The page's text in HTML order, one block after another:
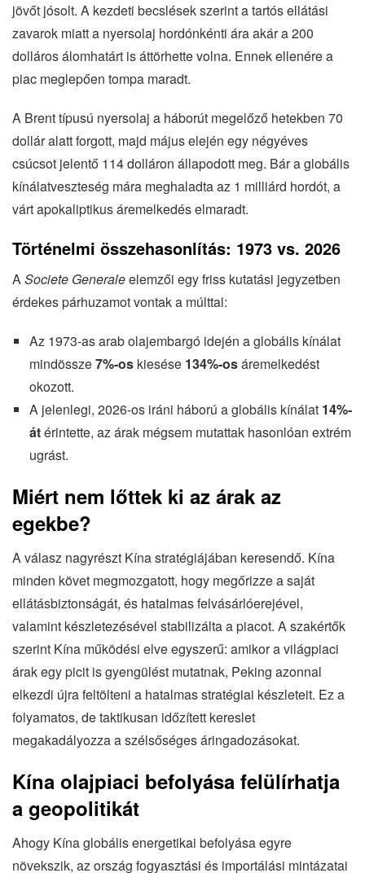
jövőt jósolt. A kezdeti becslések szerint a tartós ellátási
zavarok miatt a nyersolaj hordónkénti ára akár a 200
dolláros álomhatárt is áttörhette volna. Ennek ellenére a
piac meglepően tompa maradt.
A Brent típusú nyersolaj a háborút megelőző hetekben 70
dollár alatt forgott, majd május elején egy négyéves
csúcsot jelentő 114 dolláron állapodott meg. Bár a globális
kínálatveszteség mára meghaladta az 1 milliárd hordót, a
várt apokaliptikus áremelkedés elmaradt.
Történelmi összehasonlítás: 1973 vs. 2026
ASociete Generaleelemzői egy friss kutatási jegyzetben
érdekes párhuzamot vontak a múlttal:
Az 1973-as arab olajembargó idején a globális kínálat
mindössze7%-oskiesése 134%-osáremelkedést
okozott.
A jelenlegi, 2026-os iráni háború a globális kínálat 14%-
átérintette, az árak mégsem mutattak hasonlóan extrém
ugrást.
Miért nem lőttek ki az árak az
egekbe?
A válasz nagyrészt Kína stratégiájában keresendő. Kína
minden követ megmozgatott, hogy megőrizze a saját
ellátásbiztonságát, és hatalmas felvásárlóerejével,
valamint készletezésével stabilizálta a piacot. A szakértők
szerint Kína működési elve egyszerű: amikor a világpiaci
árak egy picit is gyengülést mutatnak, Peking azonnal
elkezdi újra feltölteni a hatalmas stratégiai készleteit. Ez a
folyamatos, de taktikusan időzített kereslet
megakadályozza a szélsőséges áringadozásokat.
Kína olajpiaci befolyása felülírhatja
a geopolitikát
Ahogy Kína globális energetikai befolyása egyre
növekszik, az ország fogyasztási és importálási mintázatai